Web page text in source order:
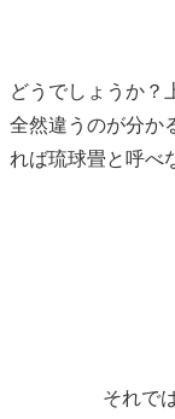
どうでしょうか？
全然違うのが分か
れば琉球畳と呼べ
それで